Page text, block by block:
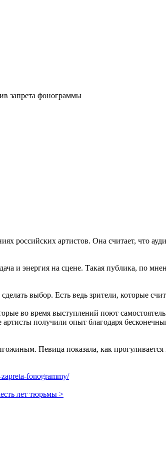
запрета фонограммы
российских артистов. Она считает, что
и энергия на сцене. Такая публика, по
выбор. Есть ведь зрители, которые
во время выступлений поют
артисты получили опыт благодаря
Певица показала, как
fonogrammy/
лет тюрьмы >